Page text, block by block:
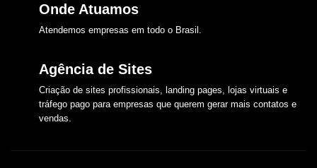
Onde Atuamos​
Atendemos empresas em todo o Brasil.
Agência de Sites
Criação de sites profissionais, landing pages, lojas virtuais e
tráfego pago para empresas que querem gerar mais contatos e
vendas.​